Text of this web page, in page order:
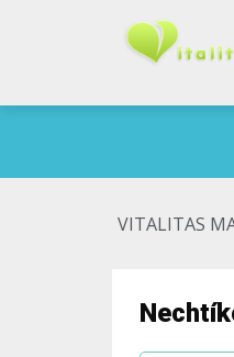
VITALITAS